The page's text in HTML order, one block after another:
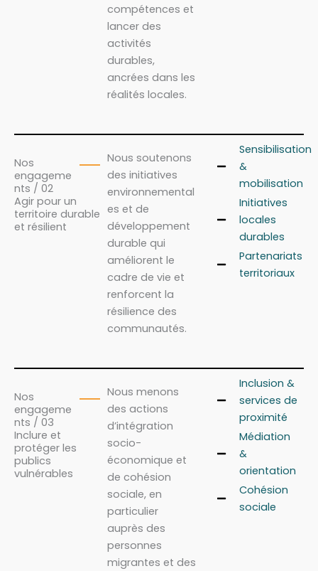
compétences et
lancer des
activités
durables,
ancrées dans les
réalités locales.
Nos
engageme
nts / 02
Agir pour un
territoire durable
et résilient
Nous soutenons
des initiatives
environnemental
es et de
développement
durable qui
améliorent le
cadre de vie et
renforcent la
résilience des
communautés.
Sensibilisation
&
mobilisation
Initiatives
locales
durables
Partenariats
territoriaux
Nos
engageme
nts / 03
Inclure et
protéger les
publics
vulnérables
Nous menons
des actions
d’intégration
socio-
économique et
de cohésion
sociale, en
particulier
auprès des
personnes
migrantes et des
Inclusion &
services de
proximité
Médiation
&
orientation
Cohésion
sociale